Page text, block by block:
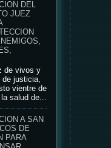
DEL
JUEZ
de vivos y
de justicia,
vientre de
salud de...
A SAN
DE
PARA